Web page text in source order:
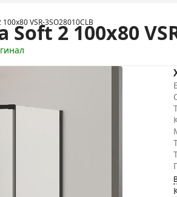
VSR-3SO28010CLB
2 100x80